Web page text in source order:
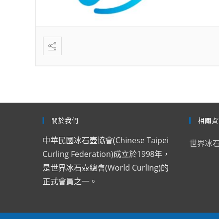
關於我們
中華民國冰石壺協會(Chinese Taipei
Curling Federation)成立於1998年，
是世界冰石壺總會(World Curling)的
正式會員之一。
相關
世界冰